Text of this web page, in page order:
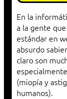
En la
a la gente
estándar en
absurdo
claro son
(miopía y
humanos).